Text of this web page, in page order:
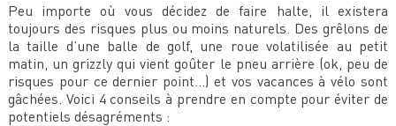
Peu importe où vous décidez de faire halte, il existera
toujours des risques plus ou moins naturels. Des grêlons de
la taille d’une balle de golf, une roue volatilisée au petit
matin, un grizzly qui vient goûter le pneu arrière (ok, peu de
risques pour ce dernier point…) et vos vacances à vélo sont
gâchées. Voici 4 conseils à prendre en compte pour éviter de
potentiels désagréments :